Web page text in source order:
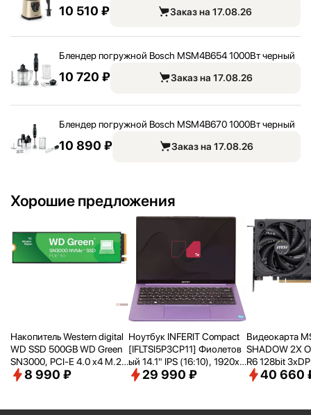
10 510 ₽ Заказ на 17.08.26
Блендер погружной Bosch MSM4B654 1000Вт черный
10 720 ₽ Заказ на 17.08.26
Блендер погружной Bosch MSM4B670 1000Вт черный
10 890 ₽ Заказ на 17.08.26
Хорошие предложения
Накопитель Western digital
WD SSD 500GB WD Green
SN3000, PCI-E 4.0 x4 M.2
2280, [R/W - 5000/
8 990 ₽
Ноутбук INFERIT Compact
[IFLTSI5P3CP11] Фиолетов
ый 14.1" IPS (16:10), 1920х1
200 WUXGA/ i5-1240P(1.7
ooth/Win 11Pro Trial
29 990 ₽
Видеокарта
SHADOW 2X
R6 128bit
RTL40 660